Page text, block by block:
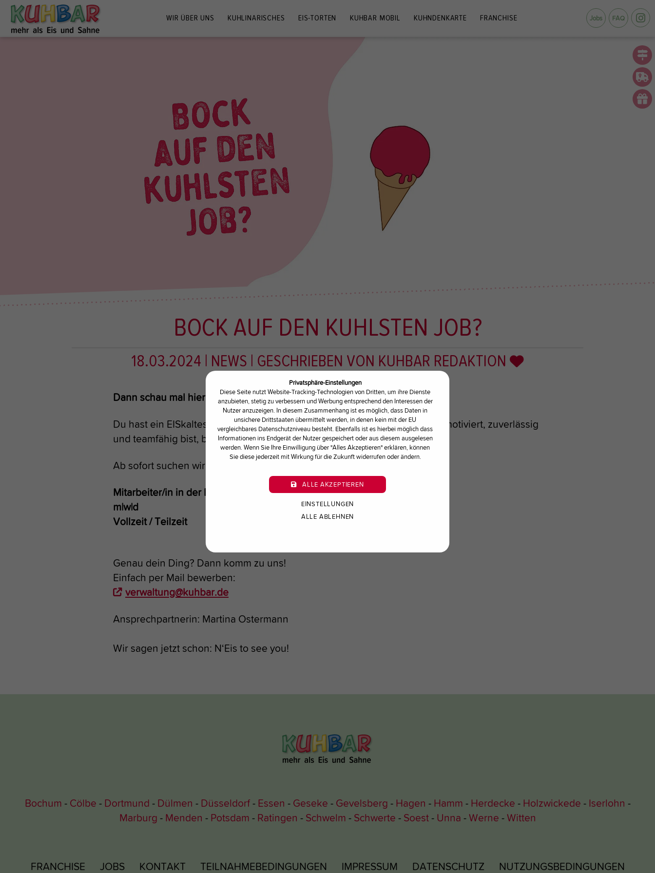
Privatsphäre-Einstellungen
Diese Seite nutzt Website-Tracking-Technologien von Dritten, um ihre Dienste
anzubieten, stetig zu verbessern und Werbung entsprechend den Interessen der
Nutzer anzuzeigen. In diesem Zusammenhang ist es möglich, dass Daten in
unsichere Drittstaaten übermittelt werden, in denen kein mit der EU
vergleichbares Datenschutzniveau besteht. Ebenfalls ist es hierbei möglich dass
Informationen ins Endgerät der Nutzer gespeichert oder aus diesem ausgelesen
werden. Wenn Sie Ihre Einwilligung über "Alles Akzeptieren" erklären, können
Sie diese jederzeit mit Wirkung für die Zukunft widerrufen oder ändern.
ALLE AKZEPTIEREN
EINSTELLUNGEN
ALLE ABLEHNEN
WIR ÜBER UNS KUHLINARISCHES EIS-TORTEN KUHBAR MOBIL KUHNDENKARTE FRANCHISE Jobs FAQ
BOCK AUF DEN KUHLSTEN JOB?
18.03.2024 | NEWS | GESCHRIEBEN VON KUHBAR REDAKTION
Dann schau mal hier ...
Du hast ein EISkaltes Händchen für alles was mit Eis zu tun hat? Wenn du motiviert, zuverlässig
und teamfähig bist, bist DU genau richtig bei uns!
Ab sofort suchen wir für unsere Eismanufaktur in Schwerte:
Mitarbeiter/in in der Eisproduktion und Konditorei
m|w|d
Vollzeit / Teilzeit
Genau dein Ding? Dann komm zu uns!
Einfach per Mail bewerben:
verwaltung@kuhbar.de
Ansprechpartnerin: Martina Ostermann
Wir sagen jetzt schon: N‘Eis to see you!
Bochum Cölbe Dortmund Dülmen Düsseldorf Essen Geseke Gevelsberg Hagen Hamm Herdecke Holzwickede
Iserlohn
Marburg
Menden Potsdam Ratingen Schwelm Schwerte Soest Unna Werne Witten
FRANCHISE JOBS KONTAKT TEILNAHMEBEDINGUNGEN IMPRESSUM DATENSCHUTZ NUTZUNGSBEDINGUNGEN